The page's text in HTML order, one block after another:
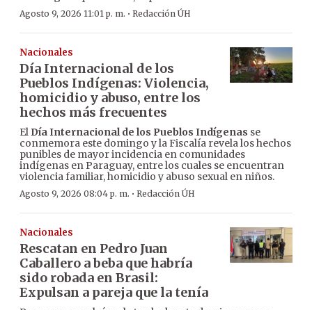
Agosto 9, 2026 11:01 p. m. · Redacción ÚH
Nacionales
Día Internacional de los
Pueblos Indígenas: Violencia,
homicidio y abuso, entre los
hechos más frecuentes
El Día Internacional de los Pueblos Indígenas se
conmemora este domingo y la Fiscalía revela los hechos
punibles de mayor incidencia en comunidades
indígenas en Paraguay, entre los cuales se encuentran
violencia familiar, homicidio y abuso sexual en niños.
Agosto 9, 2026 08:04 p. m. · Redacción ÚH
Nacionales
Rescatan en Pedro Juan
Caballero a beba que habría
sido robada en Brasil:
Expulsan a pareja que la tenía